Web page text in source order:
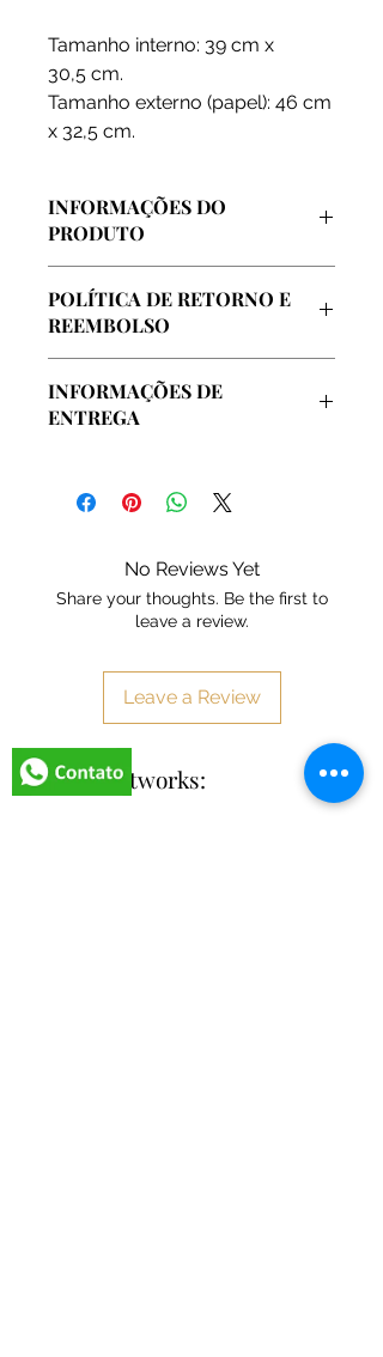
Tamanho interno: 39 cm x
30,5 cm.
Tamanho externo (papel): 46 cm
x 32,5 cm.
INFORMAÇÕES DO
PRODUTO
artista, extraida de sua coleção
pessoal e de seu atelier oficial
Rio de Janeiro.
POLÍTICA DE RETORNO E
REEMBOLSO
caso de insatisfação com a compra,
até o prazo de 7 dias.
INFORMAÇÕES DE
ENTREGA
adicionais.
No Reviews Yet
Share your thoughts. Be the first to
leave a review.
Leave a Review
Related Artworks: